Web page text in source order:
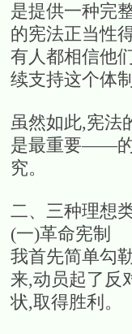
是提供一种完
的宪法正当性
有人都相信他
续支持这个体制
虽然如此,宪法
是最重要——的
究。
二、三种理想
(一)革命宪制
我首先简单勾
来,动员起了反
状,取得胜利。